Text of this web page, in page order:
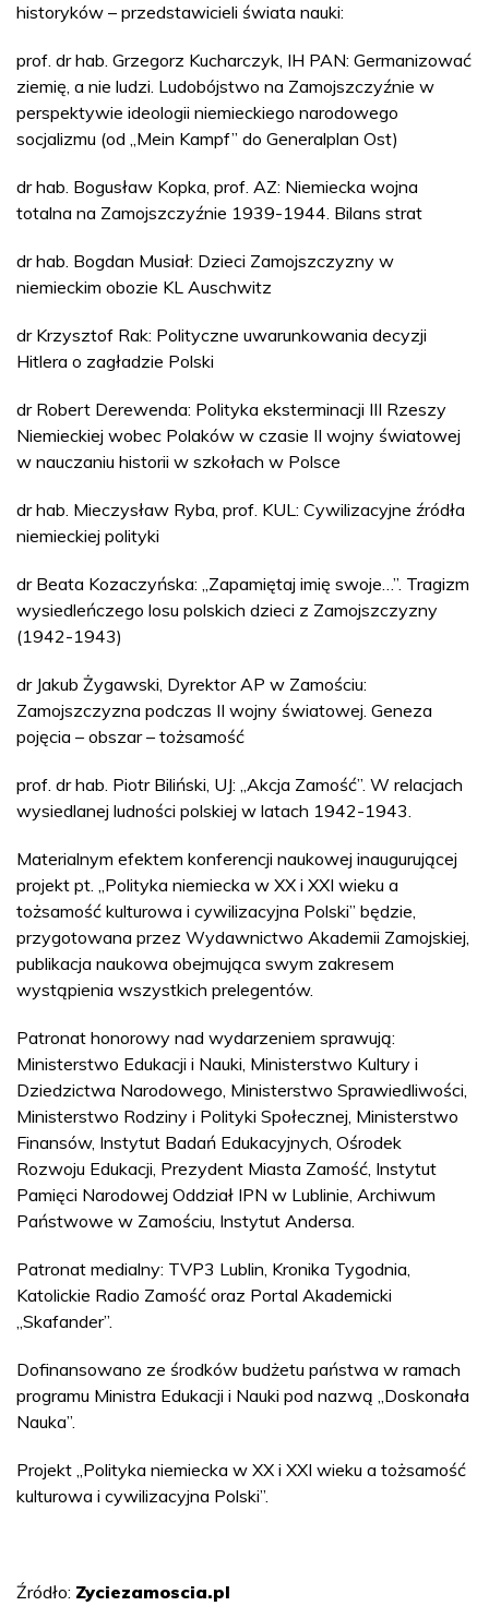
historyków – przedstawicieli świata nauki:
prof. dr hab. Grzegorz Kucharczyk, IH PAN: Germanizować
ziemię, a nie ludzi. Ludobójstwo na Zamojszczyźnie w
perspektywie ideologii niemieckiego narodowego
socjalizmu (od „Mein Kampf” do Generalplan Ost)
dr hab. Bogusław Kopka, prof. AZ: Niemiecka wojna
totalna na Zamojszczyźnie 1939-1944. Bilans strat
dr hab. Bogdan Musiał: Dzieci Zamojszczyzny w
niemieckim obozie KL Auschwitz
dr Krzysztof Rak: Polityczne uwarunkowania decyzji
Hitlera o zagładzie Polski
dr Robert Derewenda: Polityka eksterminacji III Rzeszy
Niemieckiej wobec Polaków w czasie II wojny światowej
w nauczaniu historii w szkołach w Polsce
dr hab. Mieczysław Ryba, prof. KUL: Cywilizacyjne źródła
niemieckiej polityki
dr Beata Kozaczyńska: „Zapamiętaj imię swoje…”. Tragizm
wysiedleńczego losu polskich dzieci z Zamojszczyzny
(1942-1943)
dr Jakub Żygawski, Dyrektor AP w Zamościu:
Zamojszczyzna podczas II wojny światowej. Geneza
pojęcia – obszar – tożsamość
prof. dr hab. Piotr Biliński, UJ: „Akcja Zamość”. W relacjach
wysiedlanej ludności polskiej w latach 1942-1943.
Materialnym efektem konferencji naukowej inaugurującej
projekt pt. „Polityka niemiecka w XX i XXI wieku a
tożsamość kulturowa i cywilizacyjna Polski” będzie,
przygotowana przez Wydawnictwo Akademii Zamojskiej,
publikacja naukowa obejmująca swym zakresem
wystąpienia wszystkich prelegentów.
Patronat honorowy nad wydarzeniem sprawują:
Ministerstwo Edukacji i Nauki, Ministerstwo Kultury i
Dziedzictwa Narodowego, Ministerstwo Sprawiedliwości,
Ministerstwo Rodziny i Polityki Społecznej, Ministerstwo
Finansów, Instytut Badań Edukacyjnych, Ośrodek
Rozwoju Edukacji, Prezydent Miasta Zamość, Instytut
Pamięci Narodowej Oddział IPN w Lublinie, Archiwum
Państwowe w Zamościu, Instytut Andersa.
Patronat medialny: TVP3 Lublin, Kronika Tygodnia,
Katolickie Radio Zamość oraz Portal Akademicki
„Skafander”.
Dofinansowano ze środków budżetu państwa w ramach
programu Ministra Edukacji i Nauki pod nazwą „Doskonała
Nauka”.
Projekt „Polityka niemiecka w XX i XXI wieku a tożsamość
kulturowa i cywilizacyjna Polski”.
Źródło: Zyciezamoscia.pl